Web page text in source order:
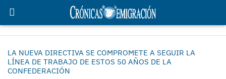
LA NUEVA DIRECTIVA SE COMPROMETE A SEGUIR LA
LÍNEA DE TRABAJO DE ESTOS 50 AÑOS DE LA
CONFEDERACIÓN